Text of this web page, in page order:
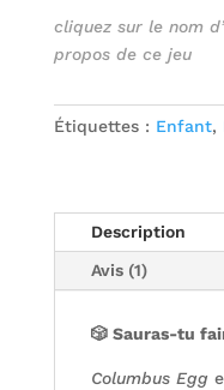
cliquez sur le nom
propos de ce jeu
Étiquettes : Enfant,
Description
Avis (1)
🎲 Sauras-tu
Columbus Egg